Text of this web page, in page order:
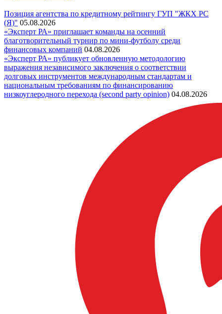
Позиция агентства по кредитному рейтингу ГУП "ЖКХ РС
(Я)" 05.08.2026
«Эксперт РА» приглашает команды на осенний
благотворительный турнир по мини-футболу среди
финансовых компаний 04.08.2026
«Эксперт РА» публикует обновленную методологию
выражения независимого заключения о соответствии
долговых инструментов международным стандартам и
национальным требованиям по финансированию
низкоуглеродного перехода (second party opinion) 04.08.2026